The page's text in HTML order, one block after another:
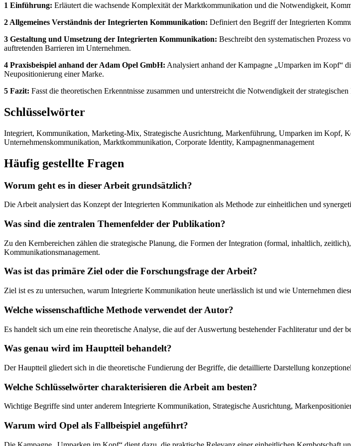
1 Einführung: Erläutert die wachsende Komplexität der Marktkommunikation und die Notwendigkeit,
2 Allgemeines Verständnis der Integrierten Kommunikation: Definiert den Begriff der Integrierten
3 Gestaltung und Umsetzung der Integrierten Kommunikation: Beschreibt den systematischen Prozess
auftretenden Barrieren im Unternehmen.
4 Praxisbeispiel anhand der Adam Opel GmbH: Analysiert anhand der Kampagne „Umparken im Kopf“
Neupositionierung einer Marke.
5 Fazit: Fasst die theoretischen Erkenntnisse zusammen und unterstreicht die Notwendigkeit der
Schlüsselwörter
Integriert, Kommunikation, Marketing-Mix, Strategische Ausrichtung, Markenführung, Umparken im Kopf,
Unternehmenskommunikation, Marktkommunikation, Corporate Identity, Kampagnenmanagement
Häufig gestellte Fragen
Worum geht es in dieser Arbeit grundsätzlich?
Die Arbeit analysiert das Konzept der Integrierten Kommunikation als Methode zur einheitlichen und
Was sind die zentralen Themenfelder der Publikation?
Zu den Kernbereichen zählen die strategische Planung, die Formen der Integration (formal, inhaltlich,
Kommunikationsmanagement.
Was ist das primäre Ziel oder die Forschungsfrage der Arbeit?
Ziel ist es zu untersuchen, warum Integrierte Kommunikation heute unerlässlich ist und wie Unternehmen
Welche wissenschaftliche Methode verwendet der Autor?
Es handelt sich um eine rein theoretische Analyse, die auf der Auswertung bestehender Fachliteratur und der
Was genau wird im Hauptteil behandelt?
Der Hauptteil gliedert sich in die theoretische Fundierung der Begriffe, die detaillierte Darstellung
Welche Schlüsselwörter charakterisieren die Arbeit am besten?
Wichtige Begriffe sind unter anderem Integrierte Kommunikation, Strategische Ausrichtung,
Warum wird Opel als Fallbeispiel angeführt?